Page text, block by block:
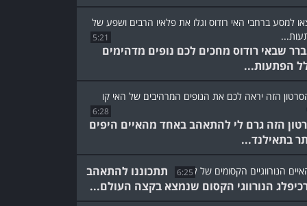
5:21
שבאי רודוס מחכים לכם נופים מדהימים
הפתעות...
6:28
הזה גרם לי להתאהב באחד מהאיים היפים
בתאילנד...
6:25
תתכוננו להתאהב
הנורווגי הקסום שנמצא בקצה העולם...